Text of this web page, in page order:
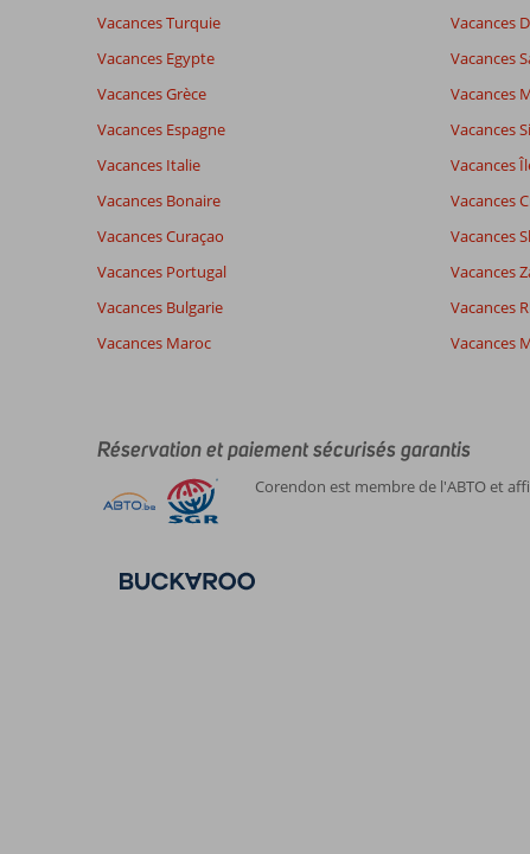
Vacances Turquie
Vacances Egypte
Vacances Grèce
Vacances Espagne
Vacances Italie
Vacances Bonaire
Vacances Curaçao
Vacances Portugal
Vacances Bulgarie
Vacances Maroc
Vacances
Vacances
Vacances
Vacances
Vacances
Vacances
Vacances
Vacances
Vacances
Vacances
Réservation et paiement sécurisés garantis
Corendon est membre de l'ABTO et